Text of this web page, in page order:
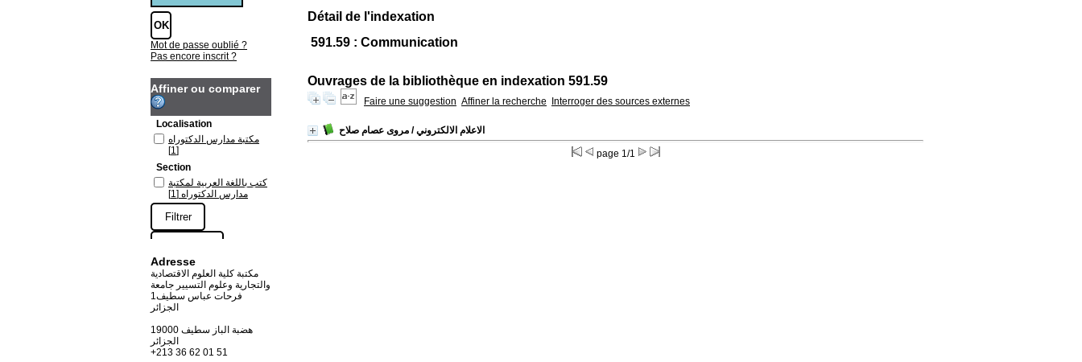
Détail de l'indexation
591.59 : Communication
Ouvrages de la bibliothèque en indexation 591.59
Faire une suggestion Affiner la recherche Interroger des sources externes
الاعلام الالكتروني/ مروى عصام صلاح
page 1/1
Mot de passe oublié ?
Pas encore inscrit ?
Affiner ou comparer
Localisation
مكتبة مدارس الدكتوراه
[1]
Section
كتب باللغة العربية لمكتبة
مدارس الدكتوراه [1]
Adresse
مكتبة كلية العلوم الاقتصادية
والتجارية وعلوم التسيير جامعة
فرحات عباس سطيف1
الجزائر
19000 هضبة الباز سطيف
+213 36 62 01 51